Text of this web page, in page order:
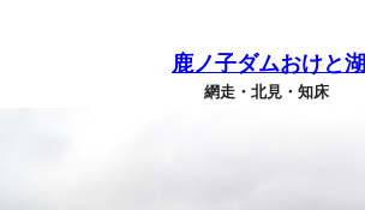
鹿ノ子ダムおけと湖
網走・北見・知床